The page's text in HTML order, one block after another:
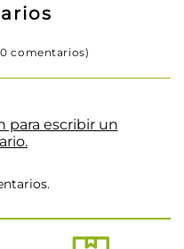
comentarios)
para escribir un